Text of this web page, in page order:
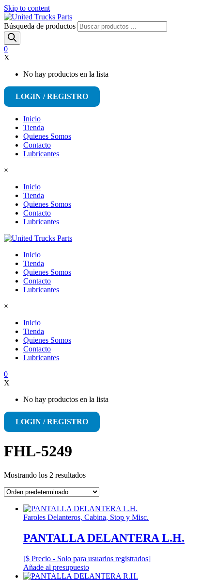
Skip to content
Búsqueda de productos
0
X
No hay productos en la lista
LOGIN / REGISTRO
Inicio
Tienda
Quienes Somos
Contacto
Lubricantes
×
Inicio
Tienda
Quienes Somos
Contacto
Lubricantes
Inicio
Tienda
Quienes Somos
Contacto
Lubricantes
×
Inicio
Tienda
Quienes Somos
Contacto
Lubricantes
0
X
No hay productos en la lista
LOGIN / REGISTRO
FHL-5249
Mostrando los 2 resultados
Faroles Delanteros, Cabina, Stop y Misc.
PANTALLA DELANTERA L.H.
[$ Precio - Solo para usuarios registrados]
Añade al presupuesto